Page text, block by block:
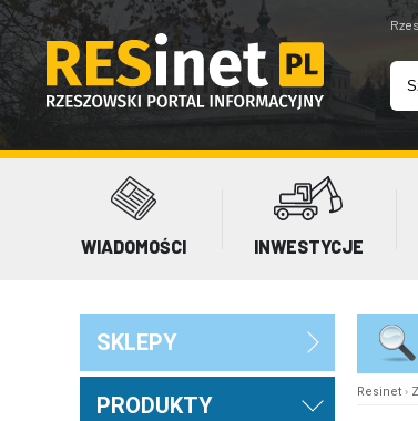
WIADOMOŚCI INWESTYCJE
SKLEPY
PRODUKTY
Resinet ›